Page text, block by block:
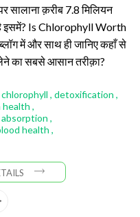
सालाना क़रीब 7.8 मिलियन
है इसमें? Is Chlorophyll Worth
में और साथ ही जानिए कहाँ से
का सबसे आसान तरीक़ा?
, detoxification ,
health ,
,
health ,